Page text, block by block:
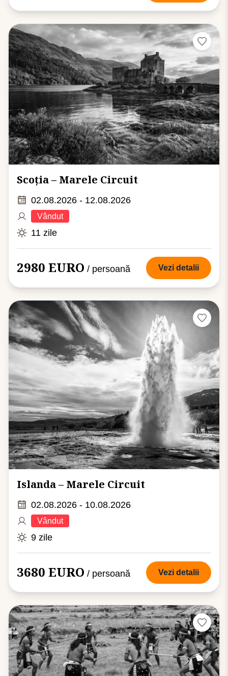
Scoția – Marele Circuit
02.08.2026 - 12.08.2026
Vândut
11 zile
2980 EURO / persoană Vezi detalii
Islanda – Marele Circuit
02.08.2026 - 10.08.2026
Vândut
9 zile
3680 EURO / persoană Vezi detalii